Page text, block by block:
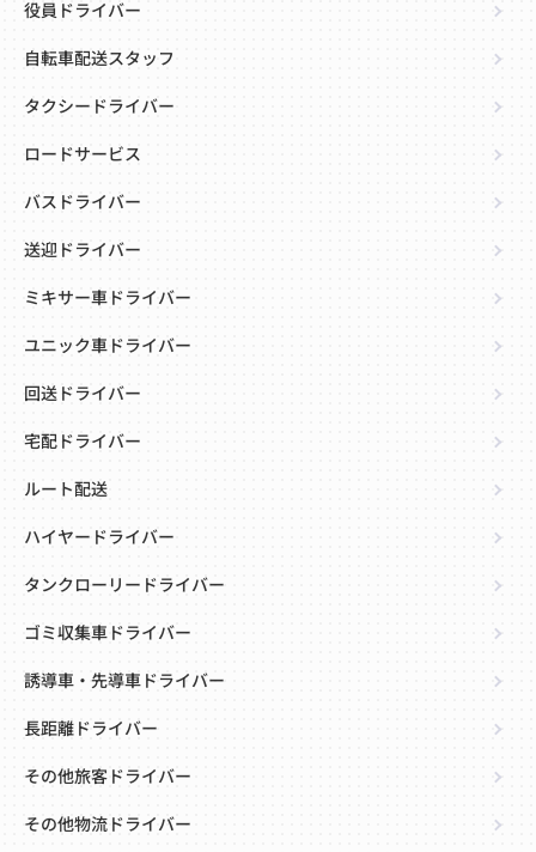
役員ドライバー
自転車配送スタッフ
タクシードライバー
ロードサービス
バスドライバー
送迎ドライバー
ミキサー車ドライバー
ユニック車ドライバー
回送ドライバー
宅配ドライバー
ルート配送
ハイヤードライバー
タンクローリードライバー
ゴミ収集車ドライバー
誘導車・先導車ドライバー
長距離ドライバー
その他旅客ドライバー
その他物流ドライバー